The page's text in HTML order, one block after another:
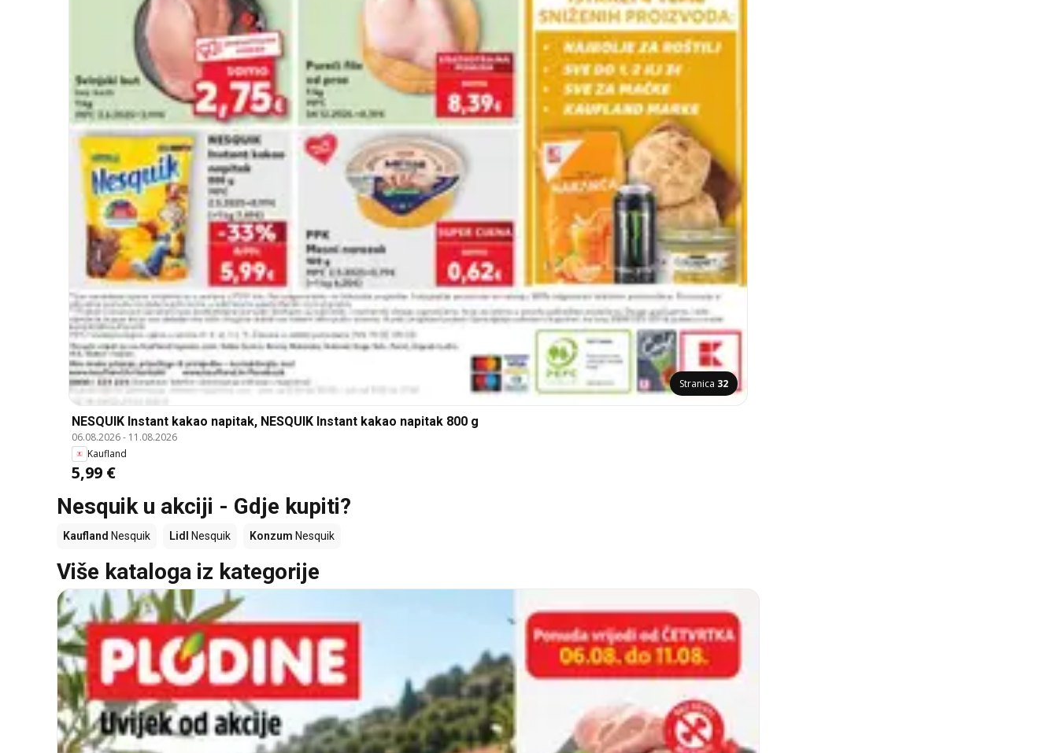
Stranica 32
NESQUIK Instant kakao napitak, NESQUIK Instant kakao napitak 800 g
06.08.2026- 11.08.2026
Kaufland
5,99 €
Nesquik u akciji - Gdje kupiti?
Kaufland Nesquik Lidl Nesquik Konzum Nesquik
Više kataloga iz kategorije